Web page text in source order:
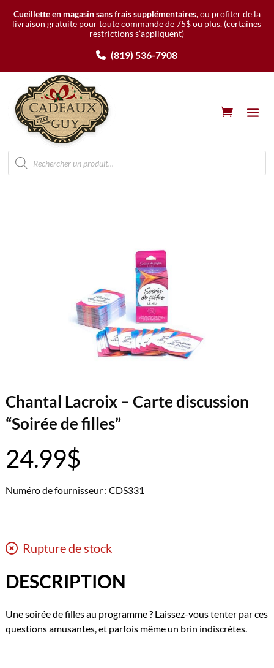
Cueillette en magasin sans frais supplémentaires,ou profiter de la
livraison gratuite pour toute commande de 75$ ou plus. (certaines
restrictions s’appliquent)
(819) 536-7908
Recherche
de
produits
Chantal Lacroix – Carte discussion
“Soirée de filles”
24.99$
Numéro de fournisseur : CDS331
Rupture de stock
DESCRIPTION
Une soirée de filles au programme ? Laissez-vous tenter par ces
questions amusantes, et parfois même un brin indiscrètes.